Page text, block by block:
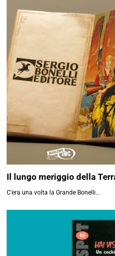
Il lungo meriggio della
C'era una volta la Grande Bonelli…